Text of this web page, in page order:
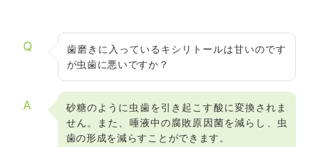
Q
歯磨きに入っているキシリトールは甘いのです
が虫歯に悪いですか？
A
砂糖のように虫歯を引き起こす酸に変換されま
せん。また、唾液中の腐敗原因菌を減らし、虫
歯の形成を減らすことができます。